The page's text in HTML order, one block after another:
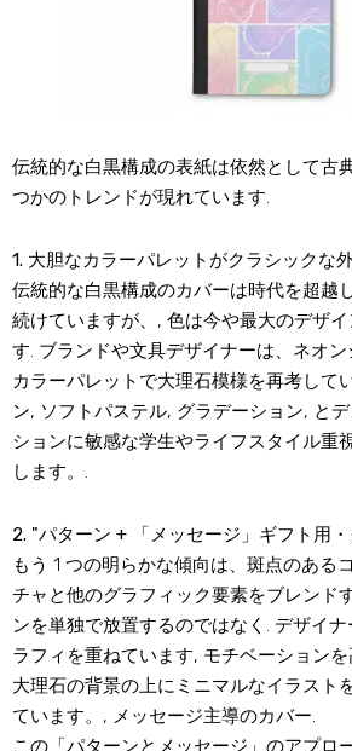
伝統的な白黒構成の表紙は依然として古
つかのトレンドが現れています.
1. 大胆なカラーパレットがクラシックな
伝統的な白黒構成のカバーは時代を超越
続けていますが、, 色は今や最大のデザ
す. ブランドや文具デザイナーは、ネオ
カラーパレットで大理石模様を再考して
ン, ソフトパステル, グラデーション, と
ションに敏感な学生やライフスタイル重
します。.
2. "パターン + 「メッセージ」ギフト用
もう 1 つの明らかな傾向は、斑点のある
チャと他のグラフィック要素をブレンド
ンを単独で放置するのではなく. デザイ
ラフィを重ねています, モチベーション
大理石の背景の上にミニマルなイラスト
ています。, メッセージ主導のカバー.